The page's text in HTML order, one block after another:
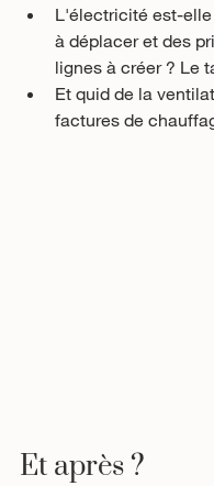
L'électricité est-
à déplacer et des
lignes à créer ? Le
Et quid de la
factures de
Et après ?